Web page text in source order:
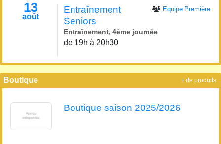
13
août
Equipe Première
Entraînement
Seniors
Entraînement, 4ème journée
de 19h à 20h30
Boutique
Boutique saison 2025/2026
+ de produits